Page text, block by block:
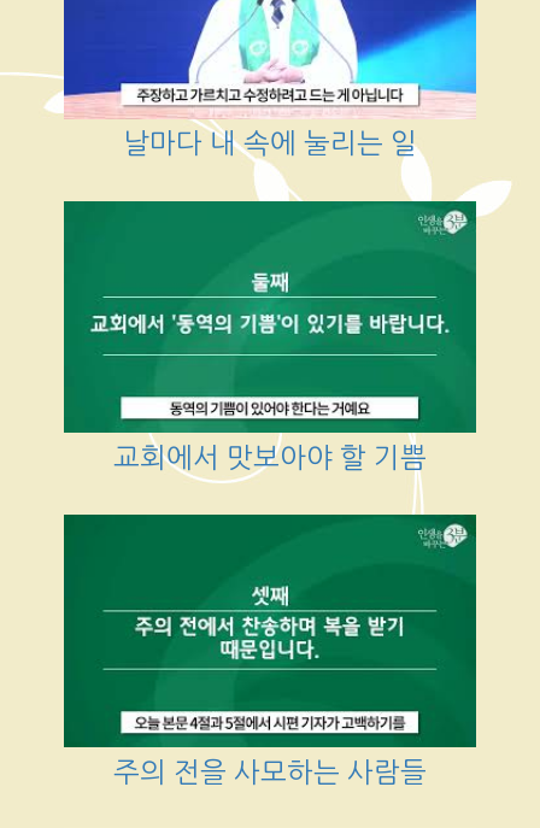
날마다 내 속에 눌리는 일
교회에서 맛보아야 할 기쁨
주의 전을 사모하는 사람들